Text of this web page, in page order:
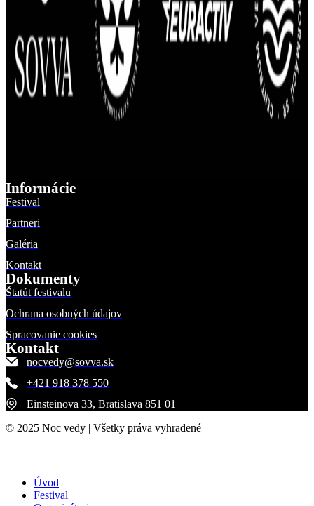
Informácie
Festival
Partneri
Galéria
Kontakt
Dokumenty
Štatút festivalu
Ochrana osobných údajov
Spracovanie cookies
Kontakt
nocvedy@sovva.sk
+421 918 378 550
Einsteinova 33, Bratislava 851 01
© 2025 Noc vedy | Všetky práva vyhradené
Úvod
Festival